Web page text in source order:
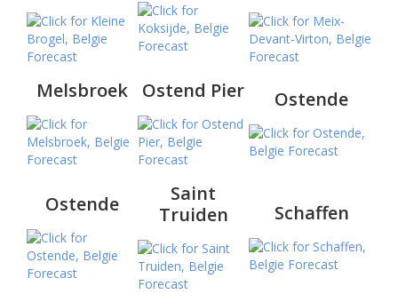
Melsbroek Ostend Pier Ostende
Ostende
Saint
Truiden
Schaffen